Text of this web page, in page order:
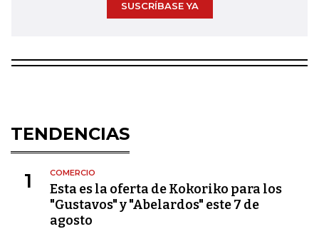
SUSCRÍBASE YA
TENDENCIAS
1 COMERCIO
Esta es la oferta de Kokoriko para los
"Gustavos" y "Abelardos" este 7 de
agosto